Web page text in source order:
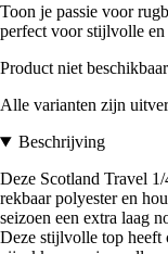
Toon je passie voor
perfect voor stijlvolle en
Product niet beschikbaar
Alle varianten zijn
Beschrijving
Deze Scotland Travel
rekbaar polyester en
seizoen een extra laag
Deze stijlvolle top heeft